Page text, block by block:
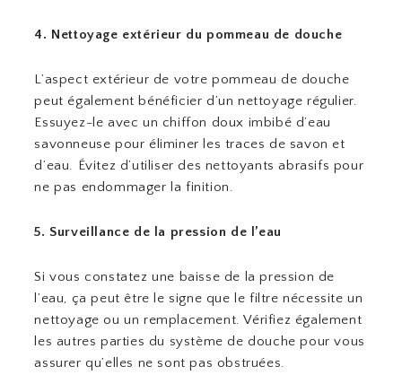
4. Nettoyage extérieur du pommeau de douche
L’aspect extérieur de votre pommeau de douche
peut également bénéficier d’un nettoyage régulier.
Essuyez-le avec un chiffon doux imbibé d’eau
savonneuse pour éliminer les traces de savon et
d’eau. Évitez d’utiliser des nettoyants abrasifs pour
ne pas endommager la finition.
5. Surveillance de la pression de l’eau
Si vous constatez une baisse de la pression de
l’eau, ça peut être le signe que le filtre nécessite un
nettoyage ou un remplacement. Vérifiez également
les autres parties du système de douche pour vous
assurer qu’elles ne sont pas obstruées.